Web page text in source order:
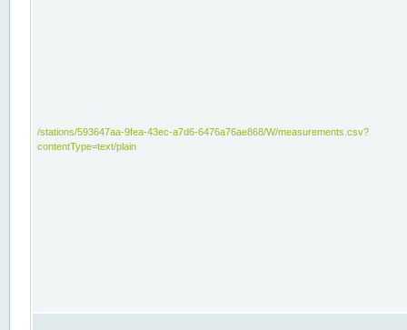
/stations/593647aa-9fea-43ec-a7d6-6476a76ae868/W/measurements.csv?
contentType=text/plain